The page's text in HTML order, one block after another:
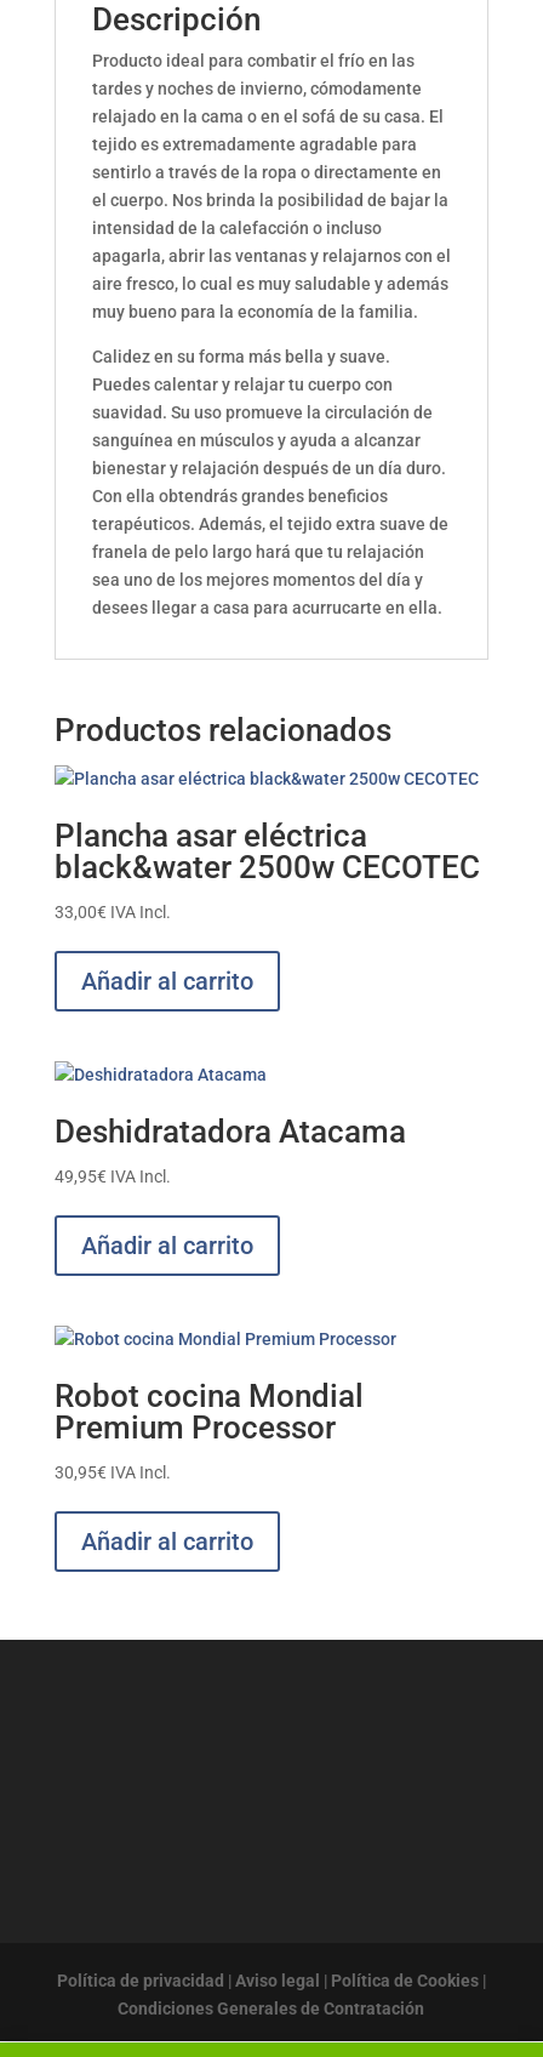
Descripción
Producto ideal para combatir el frío en las
tardes y noches de invierno, cómodamente
relajado en la cama o en el sofá de su casa. El
tejido es extremadamente agradable para
sentirlo a través de la ropa o directamente en
el cuerpo. Nos brinda la posibilidad de bajar la
intensidad de la calefacción o incluso
apagarla, abrir las ventanas y relajarnos con el
aire fresco, lo cual es muy saludable y además
muy bueno para la economía de la familia.
Calidez en su forma más bella y suave.
Puedes calentar y relajar tu cuerpo con
suavidad. Su uso promueve la circulación de
sanguínea en músculos y ayuda a alcanzar
bienestar y relajación después de un día duro.
Con ella obtendrás grandes beneficios
terapéuticos. Además, el tejido extra suave de
franela de pelo largo hará que tu relajación
sea uno de los mejores momentos del día y
desees llegar a casa para acurrucarte en ella.
Productos relacionados
Plancha asar eléctrica
black&water 2500w CECOTEC
33,00€ IVA Incl.
Añadir al carrito
Deshidratadora Atacama
49,95€ IVA Incl.
Añadir al carrito
Robot cocina Mondial
Premium Processor
30,95€ IVA Incl.
Añadir al carrito
Política de privacidad | Aviso legal | Política de Cookies|
Condiciones Generales de Contratación